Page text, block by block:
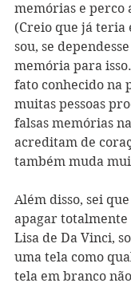
memórias e perco
(Creio que já teria
sou, se
memória para
fato conhecido na
muitas pessoas
falsas memórias
acreditam de
também muda
Além disso, sei
apagar totalmente
Lisa de Da Vinci,
uma tela como
tela em branco